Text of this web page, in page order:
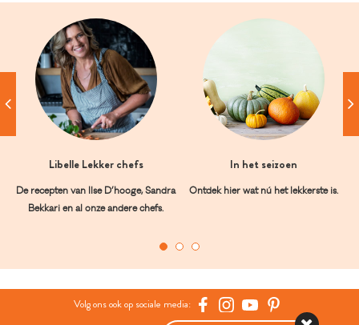
Libelle Lekker chefs
De recepten van Ilse D’hooge, Sandra
Bekkari en al onze andere chefs.
In het seizoen
Ontdek hier wat nú het lekkerste is.
Volg ons ook op sociale media: